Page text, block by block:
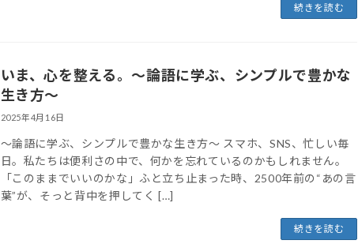
続きを読む
いま、心を整える。～論語に学ぶ、シンプルで豊かな
生き方～
2025年4月16日
～論語に学ぶ、シンプルで豊かな生き方～ スマホ、SNS、忙しい毎
日。私たちは便利さの中で、何かを忘れているのかもしれません。
「このままでいいのかな」ふと立ち止まった時、2500年前の“あの言
葉”が、そっと背中を押してく […]
続きを読む